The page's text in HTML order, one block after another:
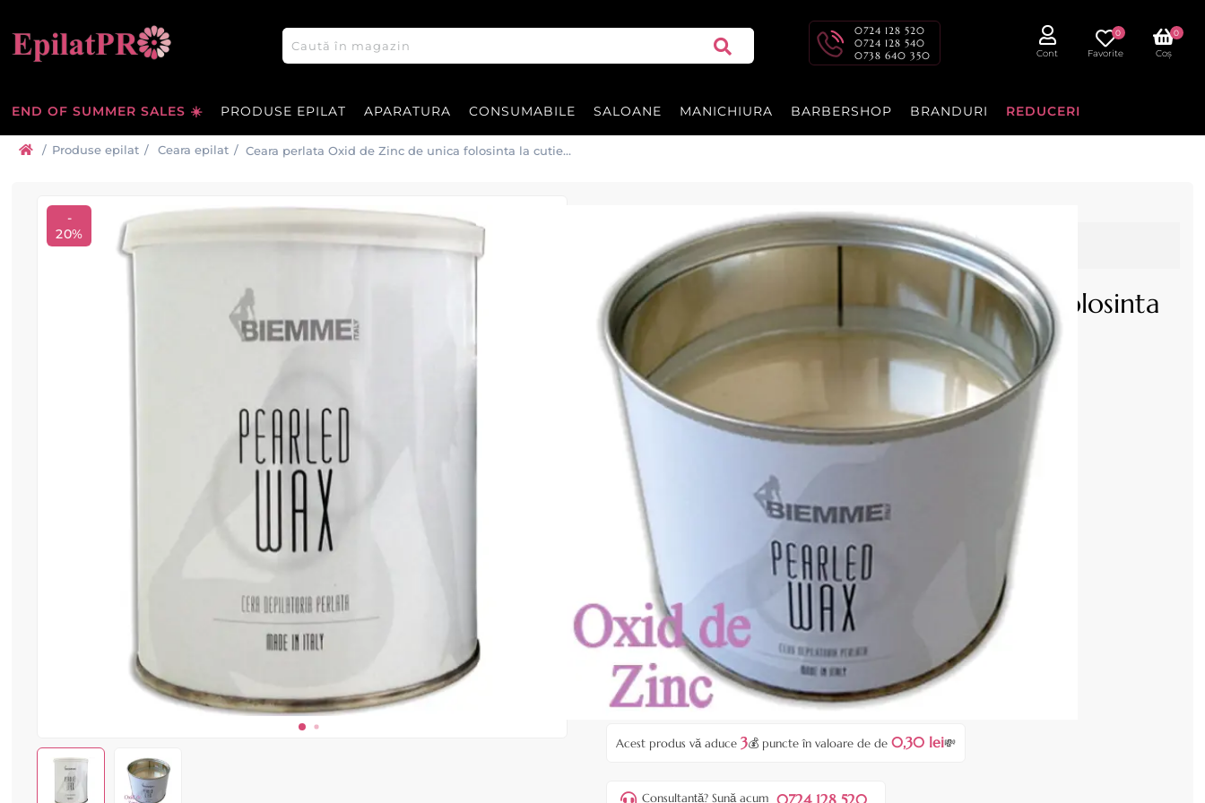
0724 128 520
0724 128 540
0738 640 350
Cont Favorite
0
Coș
0
END OF SUMMER SALES ☀️ PRODUSE EPILAT APARATURA CONSUMABILE SALOANE MANICHIURA BARBERSHOP BRANDURI REDUCERI
/ Produse epilat / Ceara epilat / Ceara perlata Oxid de Zinc de unica folosinta la cutie
-
20%
Ne pare rău, acest produs nu mai este disponibil
Ceara perlata Oxid de Zinc de unica folosinta
la cutie 800ml
Ceara epilat perlata, de unica folosinta la cutie 800 ml ,
Ceara perlata Oxid de Zinc de calitate superioara
Producator - BIEMME - ITALIA
Adăugați recenzia dvs.
Cod produs:
Stoc epuizat
Anunță-mă când e disponibil
46,00 lei Preț: 37,00 lei
Acest produs vă aduce3💰 puncte în valoare de de0,30 lei💸
Consultanță? Sună acum 0724 128 520